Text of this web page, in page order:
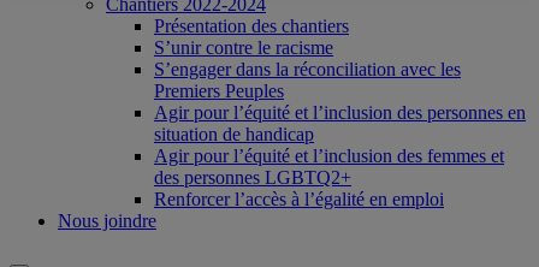
Chantiers 2022-2024
Présentation des chantiers
S’unir contre le racisme
S’engager dans la réconciliation avec les
Premiers Peuples
Agir pour l’équité et l’inclusion des personnes en
situation de handicap
Agir pour l’équité et l’inclusion des femmes et
des personnes LGBTQ2+
Renforcer l’accès à l’égalité en emploi
Nous joindre